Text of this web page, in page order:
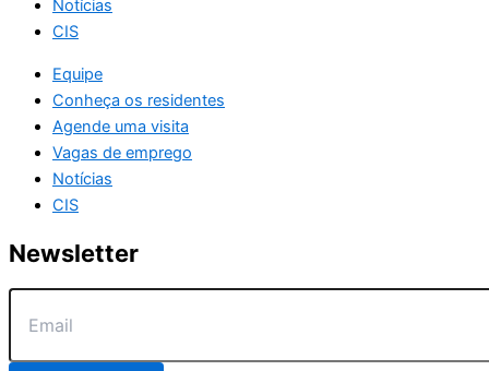
Notícias
CIS
Equipe
Conheça os residentes
Agende uma visita
Vagas de emprego
Notícias
CIS
Newsletter